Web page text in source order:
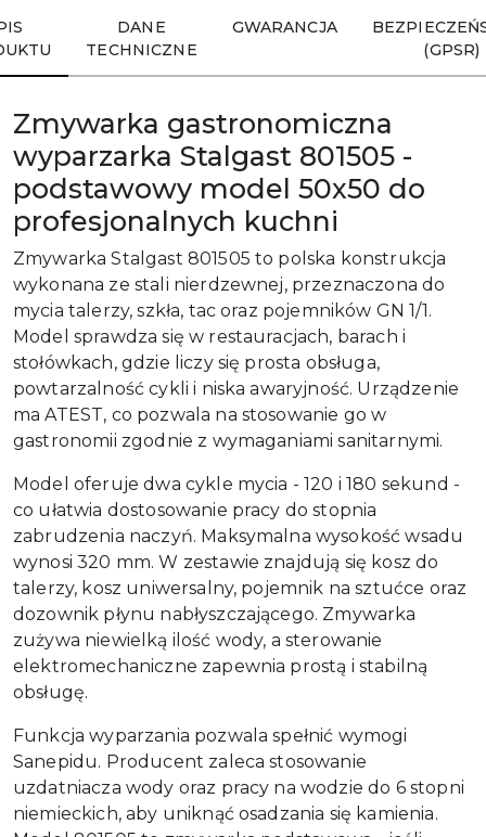
DANE
TECHNICZNE
GWARANCJA
(GPSR)
Zmywarka gastronomiczna
wyparzarka Stalgast 801505 -
podstawowy model 50x50 do
profesjonalnych kuchni
Zmywarka Stalgast 801505 to polska konstrukcja
wykonana ze stali nierdzewnej, przeznaczona do
mycia talerzy, szkła, tac oraz pojemników GN 1/1.
Model sprawdza się w restauracjach, barach i
stołówkach, gdzie liczy się prosta obsługa,
powtarzalność cykli i niska awaryjność. Urządzenie
ma ATEST, co pozwala na stosowanie go w
gastronomii zgodnie z wymaganiami sanitarnymi.
Model oferuje dwa cykle mycia - 120 i 180 sekund -
co ułatwia dostosowanie pracy do stopnia
zabrudzenia naczyń. Maksymalna wysokość wsadu
wynosi 320 mm. W zestawie znajdują się kosz do
talerzy, kosz uniwersalny, pojemnik na sztućce oraz
dozownik płynu nabłyszczającego. Zmywarka
zużywa niewielką ilość wody, a sterowanie
elektromechaniczne zapewnia prostą i stabilną
obsługę.
Funkcja wyparzania pozwala spełnić wymogi
Sanepidu. Producent zaleca stosowanie
uzdatniacza wody oraz pracy na wodzie do 6 stopni
niemieckich, aby uniknąć osadzania się kamienia.